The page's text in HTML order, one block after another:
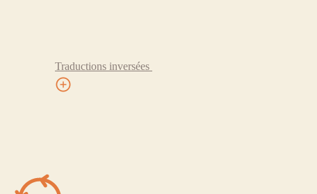
Traductions inversées